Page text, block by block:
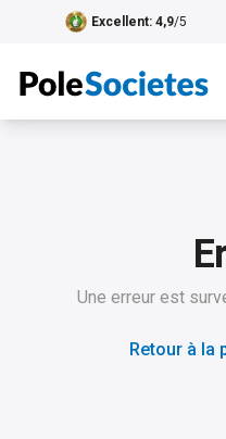
Excellent: 4,9/5
Une erreur est
Retour à la